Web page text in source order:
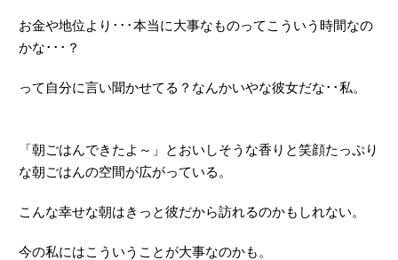
お金や地位より･･･本当に大事なものってこういう時間なの
かな･･･？
って自分に言い聞かせてる？なんかいやな彼女だな･･私。
「朝ごはんできたよ～」とおいしそうな香りと笑顔たっぷり
な朝ごはんの空間が広がっている。
こんな幸せな朝はきっと彼だから訪れるのかもしれない。
今の私にはこういうことが大事なのかも。